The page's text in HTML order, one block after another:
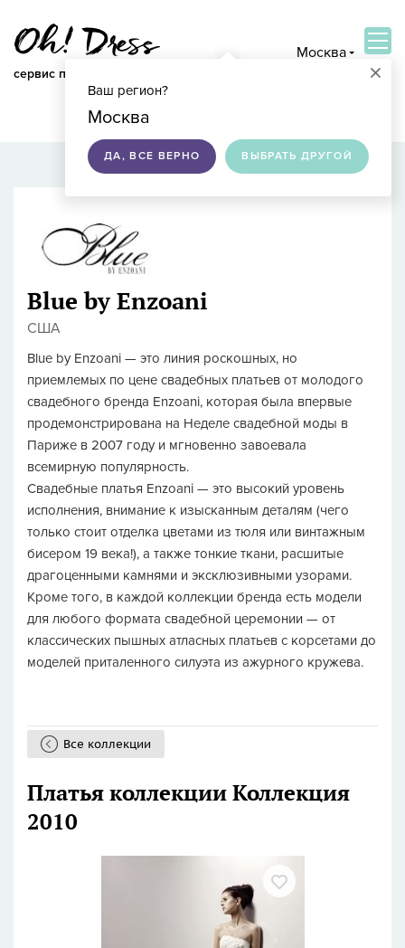
сервис по подбору свадебных платьев
Москва
×
Ваш регион?
Москва
ДА, ВСЕ ВЕРНО ВЫБРАТЬ ДРУГОЙ
Blue by Enzoani
США
Blue by Enzoani — это линия роскошных, но
приемлемых по цене свадебных платьев от молодого
свадебного бренда Enzoani, которая была впервые
продемонстрирована на Неделе свадебной моды в
Париже в 2007 году и мгновенно завоевала
всемирную популярность.
Свадебные платья Enzoani — это высокий уровень
исполнения, внимание к изысканным деталям (чего
только стоит отделка цветами из тюля или винтажным
бисером 19 века!), а также тонкие ткани, расшитые
драгоценными камнями и эксклюзивными узорами.
Кроме того, в каждой коллекции бренда есть модели
для любого формата свадебной церемонии — от
классических пышных атласных платьев с корсетами до
моделей приталенного силуэта из ажурного кружева.
Все коллекции
Платья коллекции Коллекция
2010